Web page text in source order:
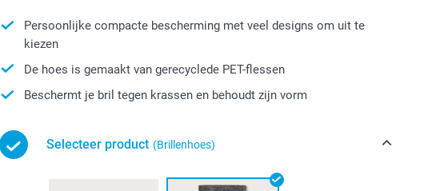
Persoonlijke compacte bescherming met veel designs om uit te
kiezen
De hoes is gemaakt van gerecyclede PET-flessen
Beschermt je bril tegen krassen en behoudt zijn vorm
Selecteer product (Brillenhoes)